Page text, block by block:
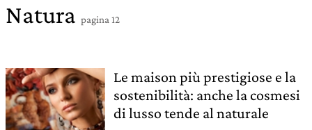
Natura pagina 12
Le maison più prestigiose e la
sostenibilità: anche la cosmesi
di lusso tende al naturale